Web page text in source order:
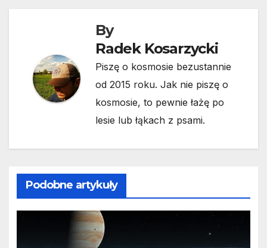
By
Radek Kosarzycki
Piszę o kosmosie bezustannie
od 2015 roku. Jak nie piszę o
kosmosie, to pewnie łażę po
lesie lub łąkach z psami.
Podobne artykuły